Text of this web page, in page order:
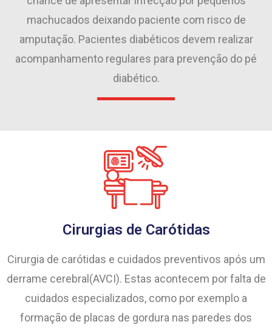
machucados deixando paciente com risco de
amputação. Pacientes diabéticos devem realizar
acompanhamento regulares para prevenção do pé
diabético.
Cirurgias de Carótidas
Cirurgia de carótidas e cuidados preventivos após um
derrame cerebral(AVCI). Estas acontecem por falta de
cuidados especializados, como por exemplo a
formação de placas de gordura nas paredes dos